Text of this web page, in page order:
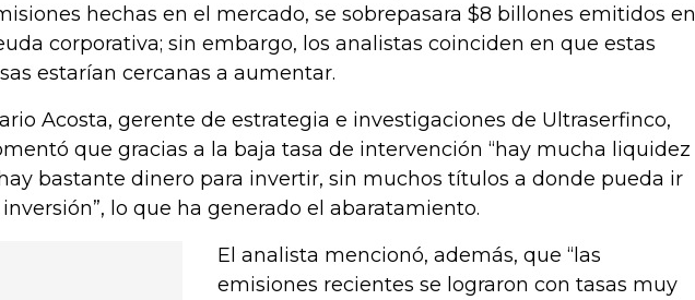
hechas en el mercado, se sobrepasara $8 billones emitidos en
corporativa; sin embargo, los analistas coinciden en que estas
estarían cercanas a aumentar.
Acosta, gerente de estrategia e investigaciones de Ultraserfinco,
que gracias a la baja tasa de intervención “hay mucha liquidez
bastante dinero para invertir, sin muchos títulos a donde pueda ir
inversión”, lo que ha generado el abaratamiento.
El analista mencionó, además, que “las
emisiones recientes se lograron con tasas muy